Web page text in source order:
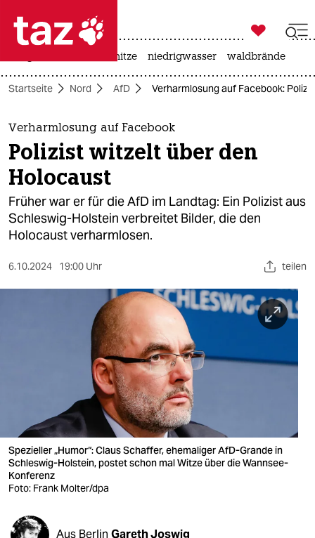
 taz zahl ich
taz zahl ich
themen
politik
öko
gesellschaft
sport
verlag
veranstaltungen
shop
fragen & hilfe

taz zahl ich
hitze niedrigwasser waldbrände
Startseite Nord AfD Verharmlosung auf Facebook:
Verharmlosung auf Facebook
Polizist witzelt über den
Holocaust
Früher war er für die AfD im Landtag: Ein Polizist aus
Schleswig-Holstein verbreitet Bilder, die den
Holocaust verharmlosen.
6.10.2024 19:00 Uhr teilen
Spezieller „Humor“: Claus Schaffer, ehemaliger AfD-Grande in
Schleswig-Holstein, postet schon mal Witze über die Wannsee-
Konferenz
Foto: Frank Molter/dpa
Aus Berlin Gareth Joswig